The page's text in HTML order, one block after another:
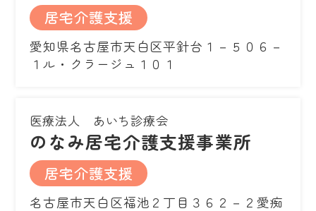
居宅介護支援
愛知県名古屋市天白区平針台１－５０６－
１ル・クラージュ１０１
医療法人 あいち診療会
のなみ居宅介護支援事業所
居宅介護支援
名古屋市天白区福池２丁目３６２－２愛痴